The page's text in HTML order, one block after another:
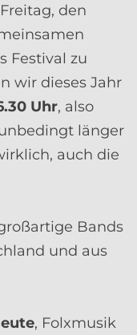
den
Festival zu
wir dieses Jahr
Uhr, also
länger
auch die
Bands
und aus
, Folxmusik